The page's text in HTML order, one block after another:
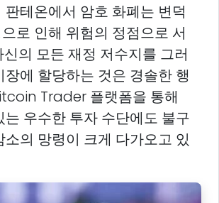
판테온에서 암호 화폐는 변덕
로 인해 위험의 정점으로 서
신의 모든 재정 저수지를 그러
장에 할당하는 것은 경솔한 행
Trader 플랫폼을 통해
는 우수한 투자 수단에도 불구
소의 망령이 크게 다가오고 있